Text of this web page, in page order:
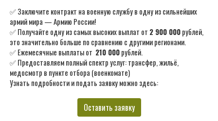
✅ Заключите контракт на военную службу в одну из сильнейших
армий мира — Армию России!
✅ Получайте одну из самых высоких выплат от 2 900 000рублей,
это значительно больше по сравнению с другими регионами.
✅ Ежемесячные выплаты от 210 000рублей.
✅ Предоставляем полный спектр услуг: трансфер, жильё,
медосмотр в пункте отбора (военкомате)
Узнать подробности и подать заявку можно здесь:
Оставить заявку